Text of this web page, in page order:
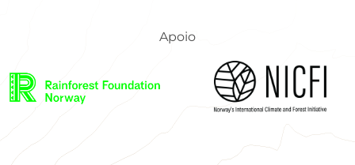
Apoio